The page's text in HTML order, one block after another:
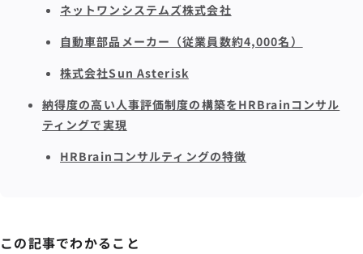
ネットワンシステムズ株式会社
自動車部品メーカー（従業員数約4,000名）
株式会社Sun Asterisk
納得度の高い人事評価制度の構築をHRBrainコンサル
ティングで実現
HRBrainコンサルティングの特徴
この記事でわかること